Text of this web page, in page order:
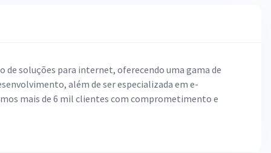
de soluções para internet, oferecendo uma gama de
além de ser especializada em e-
mais de 6 mil clientes com comprometimento e